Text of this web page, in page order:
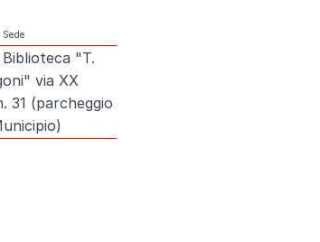
Sede
"T.
via XX
31 (parcheggio